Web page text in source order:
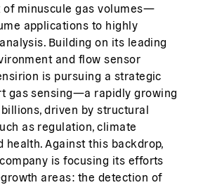
of minuscule gas volumes—
applications to highly
Building on its leading
and flow sensor
is pursuing a strategic
gas sensing—a rapidly growing
driven by structural
as regulation, climate
health. Against this backdrop,
is focusing its efforts
areas: the detection of